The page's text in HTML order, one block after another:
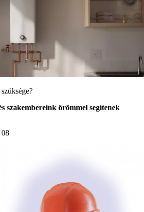
szakembereink örömmel segítenek
08